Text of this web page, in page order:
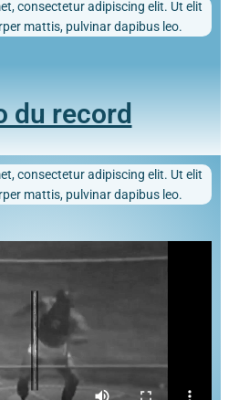
consectetur adipiscing elit. Ut elit
mattis, pulvinar dapibus leo.
du record
consectetur adipiscing elit. Ut elit
mattis, pulvinar dapibus leo.